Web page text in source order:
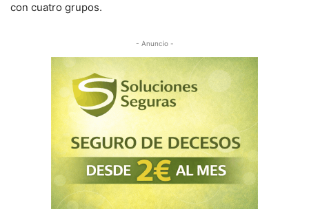
con cuatro grupos.
- Anuncio -